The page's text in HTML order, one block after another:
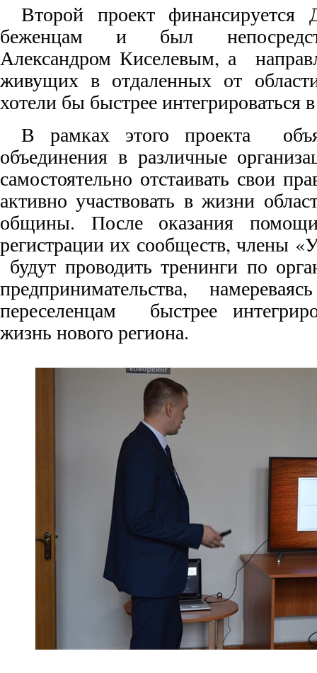
Второй проект финансируется
беженцам и был
Александром Киселевым, а
живущих в отдаленных от
хотели бы быстрее
В рамках этого проекта
объединения в различные
самостоятельно отстаивать свои
активно участвовать в жизни
общины. После оказания
регистрации их сообществ, члены
будут проводить тренинги по
предпринимательства,
переселенцам быстрее
жизнь нового региона.